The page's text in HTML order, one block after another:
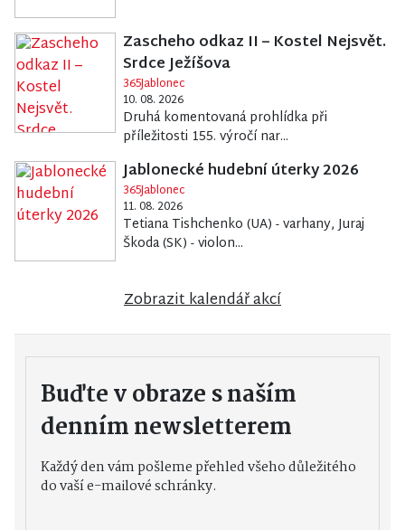
Zascheho odkaz II – Kostel Nejsvět.
Srdce Ježíšova
365Jablonec
10. 08. 2026
Druhá komentovaná prohlídka při
příležitosti 155. výročí nar...
Jablonecké hudební úterky 2026
365Jablonec
11. 08. 2026
Tetiana Tishchenko (UA) - varhany, Juraj
Škoda (SK) - violon...
Zobrazit kalendář akcí
Buďte v obraze s naším
denním newsletterem
Každý den vám pošleme přehled všeho důležitého
do vaší e-mailové schránky.